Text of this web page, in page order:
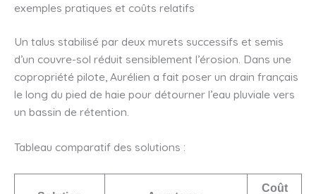
exemples pratiques et coûts relatifs
Un talus stabilisé par deux murets successifs et semis
d’un couvre-sol réduit sensiblement l’érosion. Dans une
copropriété pilote, Aurélien a fait poser un drain français
le long du pied de haie pour détourner l’eau pluviale vers
un bassin de rétention.
Tableau comparatif des solutions :
Coût